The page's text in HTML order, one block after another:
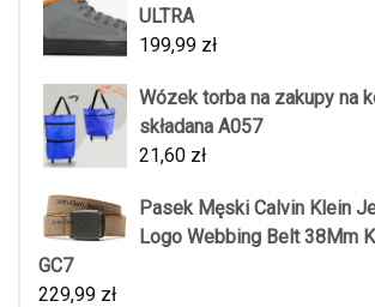
ULTRA
199,99 zł
Wózek torba na zakupy na
składana A057
21,60 zł
Pasek Męski Calvin Klein
Logo Webbing Belt 38Mm
GC7
229,99 zł